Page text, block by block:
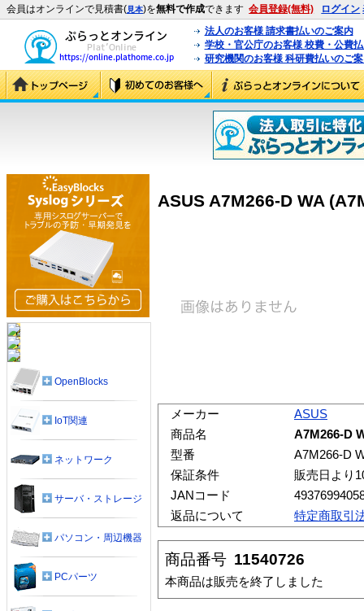
会員はオンラインで見積書(見本)を無料で作成できます 会員登録(無料) ログイン
法人のお客様 請求書払いのご案内
学校・官公庁のお客様 校費・公費
研究機関のお客様 科研費払いのご
ASUS A7M266-D WA
メーカー
ASUS
商品名
A7M266-D
型番
A7M266-D
保証条件
販売日より
JANコード
返品について
特定商取引
商品番号 11540726
本商品は販売を終了しました
OpenBlocks
IoT関連
ネットワーク
サーバ・ストレージ
パソコン・周辺機器
PCパーツ